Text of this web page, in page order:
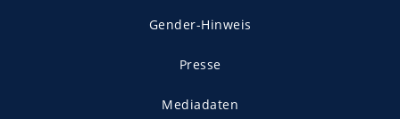
Gender-Hinweis
Presse
Mediadaten